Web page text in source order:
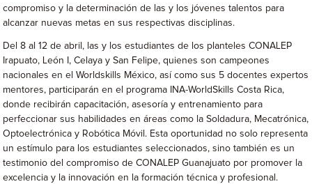
compromiso y la determinación de las y los jóvenes talentos para
alcanzar nuevas metas en sus respectivas disciplinas.
Del 8 al 12 de abril, las y los estudiantes de los planteles CONALEP
Irapuato, León I, Celaya y San Felipe, quienes son campeones
nacionales en el Worldskills México, así como sus 5 docentes expertos
mentores, participarán en el programa INA-WorldSkills Costa Rica,
donde recibirán capacitación, asesoría y entrenamiento para
perfeccionar sus habilidades en áreas como la Soldadura, Mecatrónica,
Optoelectrónica y Robótica Móvil. Esta oportunidad no solo representa
un estímulo para los estudiantes seleccionados, sino también es un
testimonio del compromiso de CONALEP Guanajuato por promover la
excelencia y la innovación en la formación técnica y profesional.